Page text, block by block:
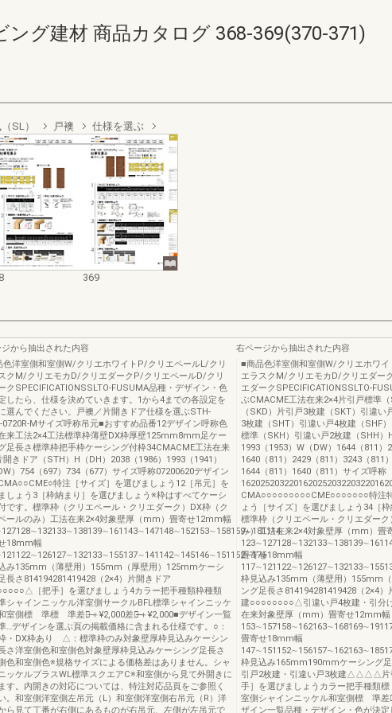
ング建材 商品カタログ 368-369(370-371)
SL） 戸襖 仕様を選ぶ
369
から抽出された内容
色洋室側和室側W/クリエホワイトP/クリエペールL/クリ
クM/クリエモカD/クリエダークP/クリエペールD/クリ
クSPECIFICATIONSSLTO-FUSUMA品種・デザイン・色
したら、仕様を決めていきます。1から4までの各設定を
選んでください。戸襖／片開きドア仕様を選ぶSTH-
0720R-Mサイズ呼称吊元■おすすめ品番12デザイン呼称色
来工法2×4工法標準枠薄壁DX枠厚壁125mm8mm足ケー
足長さ標準枠把手枠ケーシング付枠34CMACME工法在来
開きドア（STH）H（DH）2038（1986）1993（1941）
）754（697）734（677）サイズ呼称07200620デザイン
特注［サイズ］を選びましょう12［吊元］を
しょう3［枠納まり］を選びましょう※枠はすべてケーシ
です。標準枠（クリエペール・クリエダーク）DX枠（ク
ールのみ）工法在来2×4対象壁厚（mm）畳寄せ12mm幅
18mm幅
み135mm（薄壁用）155mm（厚壁用）125mmケーシ
長さ814194281419428（2×4）片開きドア
［把手］を選びましょう4カラー把手種類枠種類
ャインニッケル洋室側サークルBFL標準シャインニッケ
室側標 準標 準差額̶＋¥2,000差額̶̶̶＋¥2,000■デザイン一覧
デザインを選ぶ頁の掲載価格に含まれる仕様です。○：
・DX枠あり △：標準枠のみ対象壁厚枠見込みケーシン
さ洋室側色和室側色対象壁厚枠見込みケーシング足長さ
色和室側色※規格サイズによる価格差はありません。シャ
ッケルプラスWL標準スクエアC※和室側から見て外開きに
す。内開きの対応については、特注対応品頁をご参照く
。和室側洋室側左吊元（L）和室側洋室側右吊元（R）洋
ら見て丁番が右側にあるものが右吊元、左側が左吊元で
右ページから抽出された内容
■商品色洋室側和室側W/クリエホワ
エラスクM/クリエモカD/クリエダー
エダークSPECIFICATIONSSLTO-
ぶCMACME工法在来2×4片引戸標準
（SKD）片引戸3枚建（SKT）引違い
3枚建（SHT）引違い戸4枚建（SHF
標準（SKH）引違い戸2枚建（SHH）
1993（1953）W（DW）1644（811）
1640（811）2429（811）3243（811
1644（811）1640（811）サイズ呼称
CMA○○○○○○○○○CME○○○○○○○特注
ょう［サイズ］を選びましょう34［
標準枠（クリエペール・クリエダー
み）工法在来2×4対象壁厚（mm）畳
畳寄せ18mm幅
枠見込み135mm（薄壁用）155mm
ング足長さ814194281419428（2×4
建○○○○○○○○△引違い戸4枚建・
在来対象壁厚（mm）畳寄せ12mm幅
畳寄せ18mm幅
枠見込み165mm190mmケーシング
引戸2枚建・引違い戸3枚建△△△△
手］を選びましょうカラー把手種類
室側シャインニッケル和室側標 準
ザイン一覧品種・デザイン・色が決